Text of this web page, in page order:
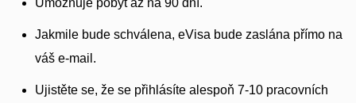
Umožňuje pobyt až na 90 dní.
Jakmile bude schválena, eVisa bude zaslána přímo na
váš e-mail.
Ujistěte se, že se přihlásíte alespoň 7-10 pracovních